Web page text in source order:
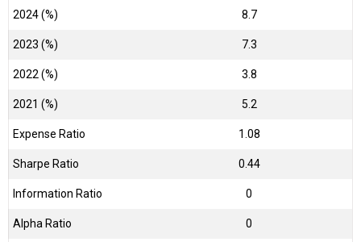
2024 (%) 8.7
2023 (%) 7.3
2022 (%) 3.8
2021 (%) 5.2
Expense Ratio 1.08
Sharpe Ratio 0.44
Information Ratio 0
Alpha Ratio 0